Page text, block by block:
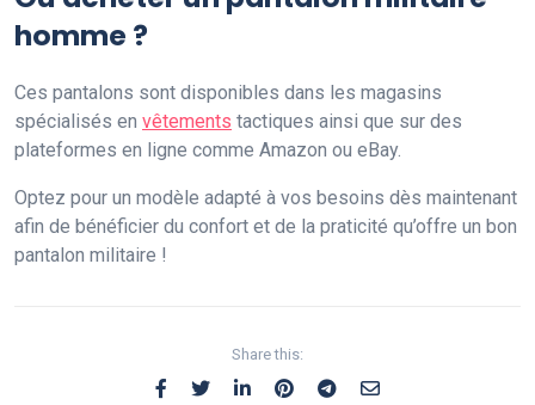
homme ?
Ces pantalons sont disponibles dans les magasins
spécialisés en vêtements tactiques ainsi que sur des
plateformes en ligne comme Amazon ou eBay.
Optez pour un modèle adapté à vos besoins dès maintenant
afin de bénéficier du confort et de la praticité qu’offre un bon
pantalon militaire !
Share this: